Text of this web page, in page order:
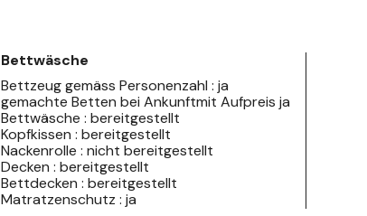
Bettwäsche
Bettzeug gemäss Personenzahl : ja
gemachte Betten bei Ankunftmit Aufpreis ja
Bettwäsche : bereitgestellt
Kopfkissen : bereitgestellt
Nackenrolle : nicht bereitgestellt
Decken : bereitgestellt
Bettdecken : bereitgestellt
Matratzenschutz : ja